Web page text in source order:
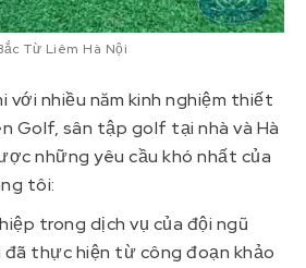
Từ Liêm Hà Nội
nhiều năm kinh nghiệm thiết
Golf, sân tập golf tại nhà và Hà
những yêu cầu khó nhất của
tôi:
trong dịch vụ của đội ngũ
thực hiện từ công đoạn khảo